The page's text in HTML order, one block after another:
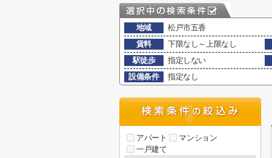
地域
松戸市五香
賃料
下限なし～上限なし
駅徒歩
指定しない
設備条件
指定なし
アパート
マンション
一戸建て